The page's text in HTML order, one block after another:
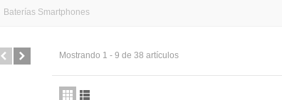
Baterías Smartphones
JARRA CATA BT1200
Mostrando 1 - 9 de 38 artículos